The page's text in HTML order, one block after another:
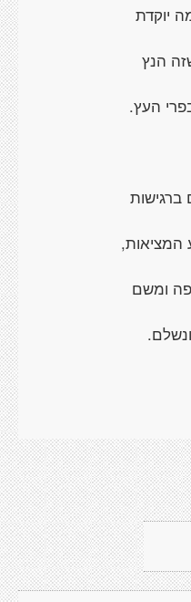
יוקדת
הנץ
העץ.
ברגישות
המציאות,
ומשם